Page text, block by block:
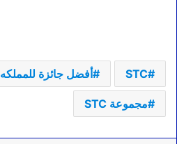
STC أفضل جائزة للمملكه
مجموعة STC